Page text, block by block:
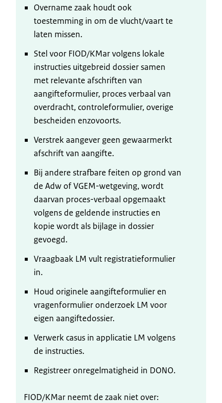
Overname zaak houdt ook
toestemming in om de vlucht/vaart te
laten missen.
Stel voor FIOD/KMar volgens lokale
instructies uitgebreid dossier samen
met relevante afschriften van
aangifteformulier, proces verbaal van
overdracht, controleformulier, overige
bescheiden enzovoorts.
Verstrek aangever geen gewaarmerkt
afschrift van aangifte.
Bij andere strafbare feiten op grond van
de Adw of VGEM-wetgeving, wordt
daarvan proces-verbaal opgemaakt
volgens de geldende instructies en
kopie wordt als bijlage in dossier
gevoegd.
Vraagbaak LM vult registratieformulier
in.
Houd originele aangifteformulier en
vragenformulier onderzoek LM voor
eigen aangiftedossier.
Verwerk casus in applicatie LM volgens
de instructies.
Registreer onregelmatigheid in DONO.
FIOD/KMar neemt de zaak niet over: